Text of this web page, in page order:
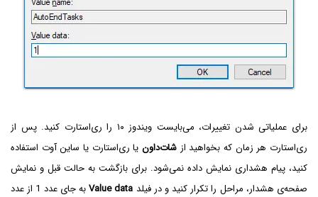
برای عملیاتی شدن تغییرات، می‌بایست ویندوز ۱۰ را ری‌استارت کنید. پس از
ری‌استارت هر زمان که بخواهید از شات‌داون یا ری‌استارت یا ساین آوت استفاده
کنید، پیام هشداری نمایش داده نمی‌شود. برای بازگشت به حالت قبل و نمایش
صفحه‌ی هشدار، مراحل را تکرار کنید و در فیلد Value data
به جای عدد 1 از عدد